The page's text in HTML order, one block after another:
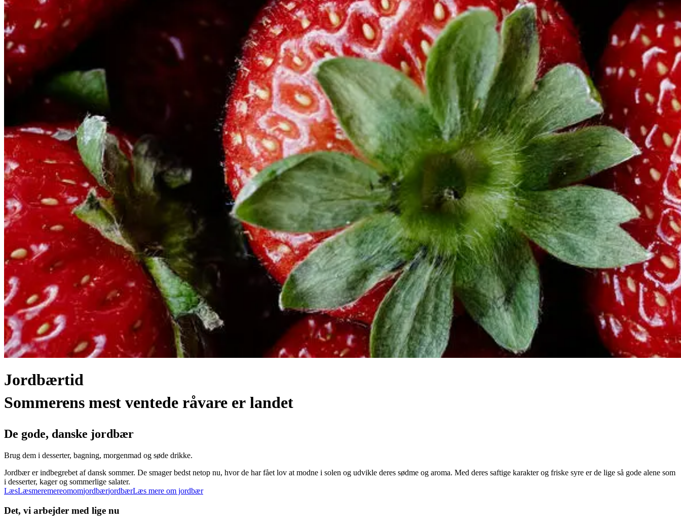
Jordbærtid
Sommerens mest ventede råvare er landet
De gode, danske jordbær
Brug dem i desserter, bagning, morgenmad og søde drikke.
Jordbær er indbegrebet af dansk sommer. De smager bedst netop nu, hvor de har fået lov at modne i solen og udvikle deres sødme og aroma. Med deres saftige karakter og friske syre er de lige så gode alene som
i desserter, kager og sommerlige salater.
LæsLæsmeremereomomjordbærjordbærLæs mere om jordbær
Det, vi arbejder med lige nu